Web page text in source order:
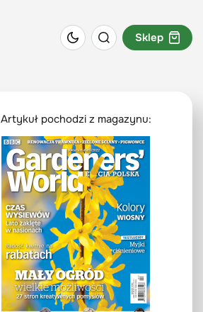
Sklep
Artykuł pochodzi z magazynu: